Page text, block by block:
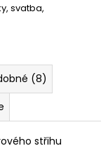
svatba,
(8)
střihu